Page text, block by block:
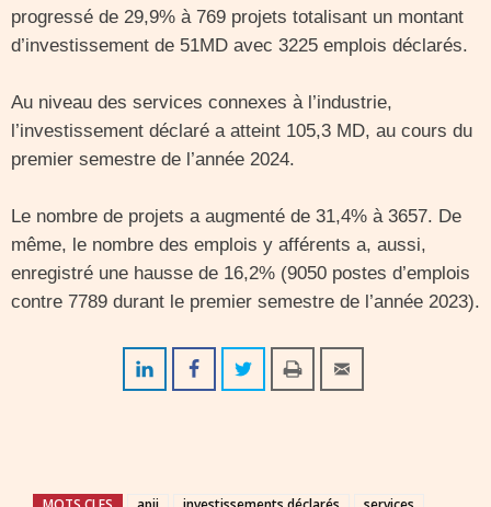
progressé de 29,9% à 769 projets totalisant un montant
d’investissement de 51MD avec 3225 emplois déclarés.
Au niveau des services connexes à l’industrie,
l’investissement déclaré a atteint 105,3 MD, au cours du
premier semestre de l’année 2024.
Le nombre de projets a augmenté de 31,4% à 3657. De
même, le nombre des emplois y afférents a, aussi,
enregistré une hausse de 16,2% (9050 postes d’emplois
contre 7789 durant le premier semestre de l’année 2023).